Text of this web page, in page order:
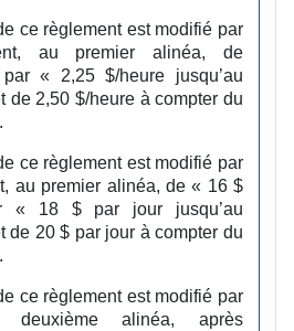
ce règlement est modifié par
au premier alinéa, de
« 2,25 $/heure jusqu’au
de 2,50 $/heure à compter du
ce règlement est modifié par
au premier alinéa, de « 16 $
« 18 $ par jour jusqu’au
de 20 $ par jour à compter du
ce règlement est modifié par
deuxième alinéa, après